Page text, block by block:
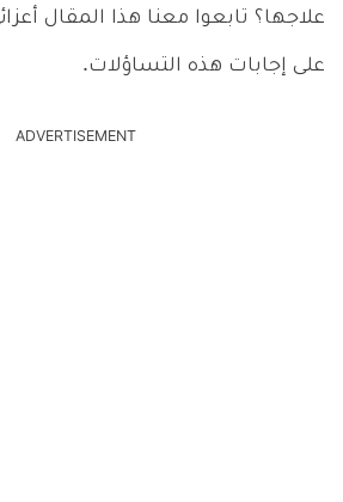
علاجها؟ تابعوا معنا هذا المقال
على إجابات هذه التساؤلات.
ADVERTISEMENT